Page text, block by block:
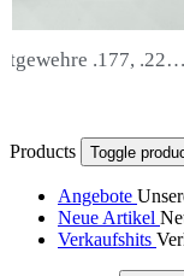
VIEWGK1
Products Toggle
Angebote
Neue Artikel
Verkaufshits